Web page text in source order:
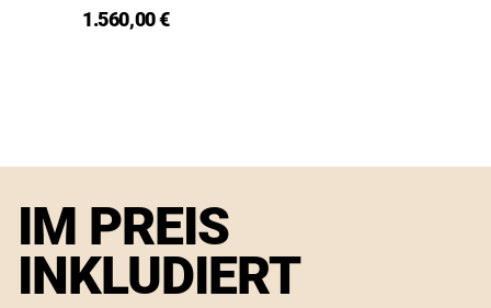
1.560,00 €
IM PREIS
INKLUDIERT